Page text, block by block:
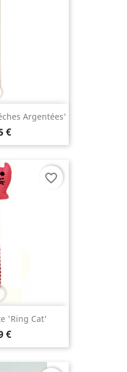
Argentées'
€
'Ring Cat'
€
favorite_border